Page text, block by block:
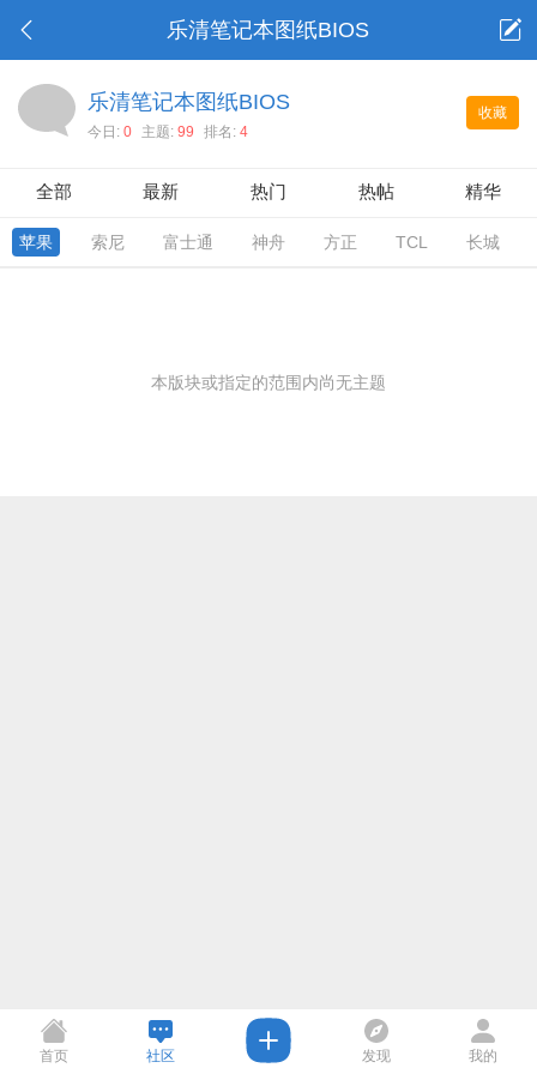
乐清笔记本图纸BIOS
收藏
乐清笔记本图纸BIOS
今日: 0 主题: 99 排名: 4
全部 最新 热门 热帖 精华
苹果 索尼 富士通 神舟 方正 TCL 长城
本版块或指定的范围内尚无主题
首页 社区 发现 我的